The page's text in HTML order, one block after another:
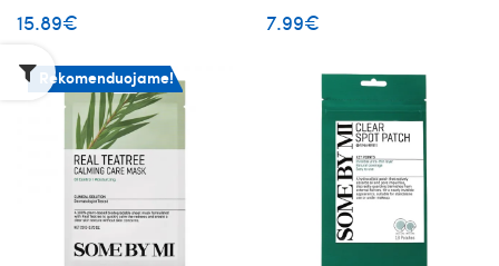
vietoms
15.89€
priežiūros kompleksas
7.99€
Rekomenduojame!